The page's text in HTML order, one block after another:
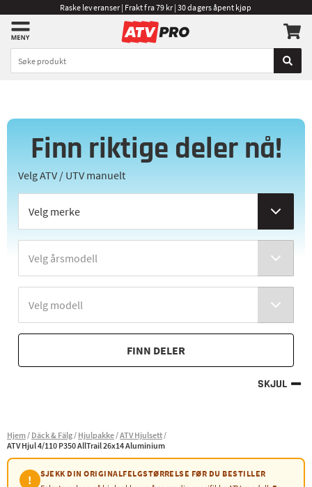
Raske leveranser | Frakt fra 79 kr | 30 dagers åpent kjøp
Finn riktige deler nå!
Velg ATV / UTV manuelt
FINN DELER
SKJUL
Hjem Däck & Fälg Hjulpakke ATV Hjulsett
ATV Hjul 4/110 P350 AllTrail 26x14 Aluminium
!
SJEKK DIN ORIGINALFELGSTØRRELSE FØR DU BESTILLER